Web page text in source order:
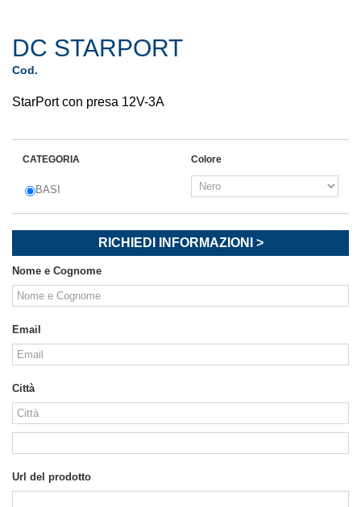
DC STARPORT
Cod.
StarPort con presa 12V-3A
CATEGORIA
BASI
Colore
RICHIEDI INFORMAZIONI >
Nome e Cognome
Email
Città
Url del prodotto